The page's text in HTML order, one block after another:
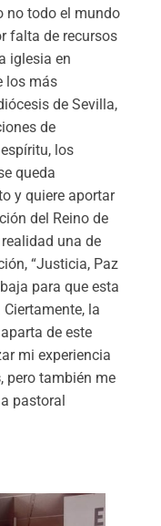
no todo el mundo
falta de recursos
iglesia en
los más
de Sevilla,
de
los
queda
y quiere aportar
del Reino de
una de
“Justicia, Paz
para que esta
la
de este
mi experiencia
, pero también me
pastoral